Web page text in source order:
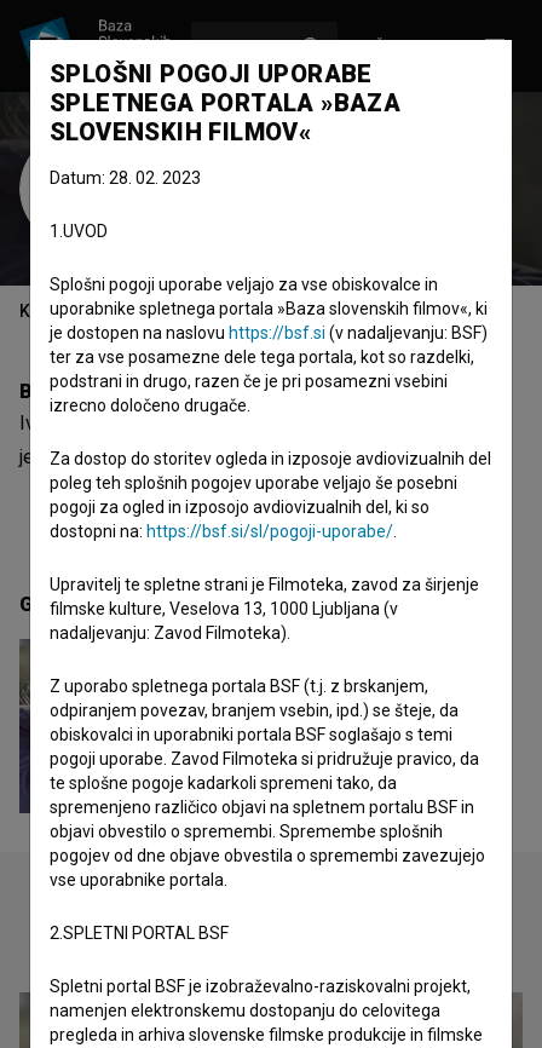
Iva Pernjaković
Kazalo
Biografija
Iva Pernjaković je nastopajoča. Najodmevnejši projekt, kjer
je nastopila, jeArmadila (2020).
Galerija(2)
Oglejte si
SPLOŠNI POGOJI UPORABE
SPLETNEGA PORTALA »BAZA
SLOVENSKIH FILMOV«
Datum: 28. 02. 2023
1.UVOD
Splošni pogoji uporabe veljajo za vse obiskovalce in
uporabnike spletnega portala »Baza slovenskih filmov«, ki
je dostopen na naslovu https://bsf.si (v nadaljevanju: BSF)
ter za vse posamezne dele tega portala, kot so razdelki,
podstrani in drugo, razen če je pri posamezni vsebini
izrecno določeno drugače.
Za dostop do storitev ogleda in izposoje avdiovizualnih del
poleg teh splošnih pogojev uporabe veljajo še posebni
pogoji za ogled in izposojo avdiovizualnih del, ki so
dostopni na: https://bsf.si/sl/pogoji-uporabe/
Upravitelj te spletne strani je Filmoteka, zavod za širjenje
filmske kulture, Veselova 13, 1000 Ljubljana (v
nadaljevanju: Zavod Filmoteka).
Z uporabo spletnega portala BSF (t.j. z brskanjem,
odpiranjem povezav, branjem vsebin, ipd.) se šteje, da
obiskovalci in uporabniki portala BSF soglašajo s temi
pogoji uporabe. Zavod Filmoteka si pridružuje pravico, da
te splošne pogoje kadarkoli spremeni tako, da
spremenjeno različico objavi na spletnem portalu BSF in
objavi obvestilo o spremembi. Spremembe splošnih
pogojev od dne objave obvestila o spremembi zavezujejo
vse uporabnike portala.
2.SPLETNI PORTAL BSF
Spletni portal BSF je izobraževalno-raziskovalni projekt,
namenjen elektronskemu dostopanju do celovitega
pregleda in arhiva slovenske filmske produkcije in filmske